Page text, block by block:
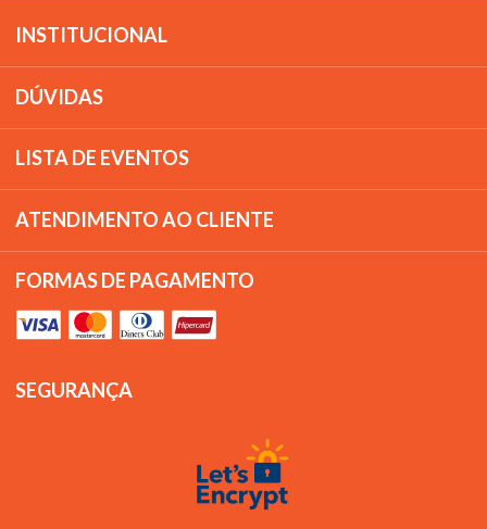
INSTITUCIONAL
DÚVIDAS
LISTA DE EVENTOS
ATENDIMENTO AO CLIENTE
FORMAS DE PAGAMENTO
SEGURANÇA